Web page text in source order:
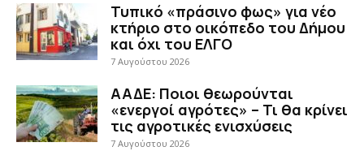
Τυπικό «πράσινο φως» για νέο
κτήριο στο οικόπεδο του Δήμου
και όχι του ΕΛΓΟ
7 Αυγούστου 2026
ΑΑΔΕ: Ποιοι θεωρούνται
«ενεργοί αγρότες» – Τι θα κρίνει
τις αγροτικές ενισχύσεις
7 Αυγούστου 2026